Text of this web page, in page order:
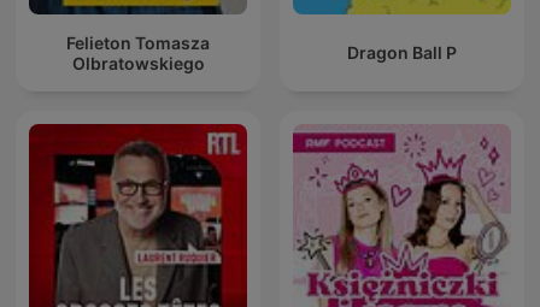
Felieton Tomasza
Olbratowskiego
Dragon Ball P